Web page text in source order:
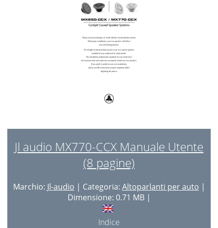
Jl audio MX770-CCX Manuale Utente
(8 pagine)
Marchio: Jl-audio | Categoria: Altoparlanti per auto |
Dimensione: 0.71 MB |
Indice